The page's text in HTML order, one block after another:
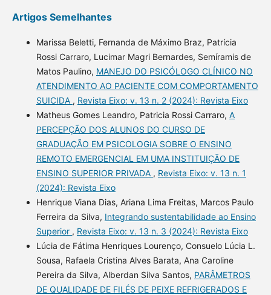
Artigos Semelhantes
Marissa Beletti, Fernanda de Máximo Braz, Patrícia
Rossi Carraro, Lucimar Magri Bernardes, Semíramis de
Matos Paulino, MANEJO DO PSICÓLOGO CLÍNICO NO
ATENDIMENTO AO PACIENTE COM COMPORTAMENTO
SUICIDA , Revista Eixo: v. 13 n. 2 (2024): Revista Eixo
Matheus Gomes Leandro, Patricia Rossi Carraro, A
PERCEPÇÃO DOS ALUNOS DO CURSO DE
GRADUAÇÃO EM PSICOLOGIA SOBRE O ENSINO
REMOTO EMERGENCIAL EM UMA INSTITUIÇÃO DE
ENSINO SUPERIOR PRIVADA , Revista Eixo: v. 13 n. 1
(2024): Revista Eixo
Henrique Viana Dias, Ariana Lima Freitas, Marcos Paulo
Ferreira da Silva, Integrando sustentabilidade ao Ensino
Superior , Revista Eixo: v. 13 n. 3 (2024): Revista Eixo
Lúcia de Fátima Henriques Lourenço, Consuelo Lúcia L.
Sousa, Rafaela Cristina Alves Barata, Ana Caroline
Pereira da Silva, Alberdan Silva Santos, PARÂMETROS
DE QUALIDADE DE FILÉS DE PEIXE REFRIGERADOS E